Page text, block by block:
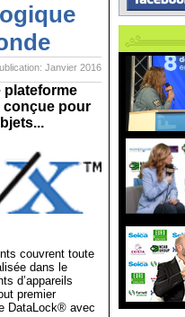
Janvier 2016
plateforme
conçue pour
couvrent toute
dans le
d’appareils
premier
DataLock® avec